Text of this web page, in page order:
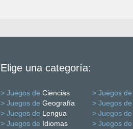
Elige una categoría:
> Juegos de Ciencias > Juegos de
> Juegos de Geografía > Juegos de
> Juegos de Lengua > Juegos de
> Juegos de Idiomas > Juegos de